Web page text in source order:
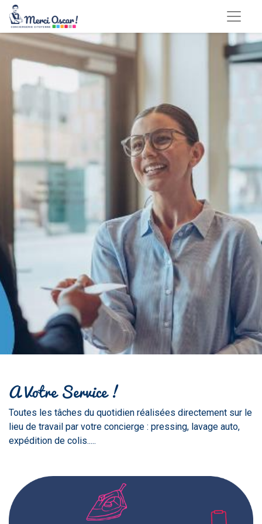
A Votre Service !
Toutes les tâches du quotidien réalisées directement sur le
lieu de travail par votre concierge : pressing, lavage auto,
expédition de colis.....